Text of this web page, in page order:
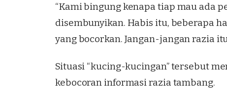
“Kami bingung kenapa tiap mau ada
disembunyikan. Habis itu, beberapa
yang bocorkan. Jangan-jangan razia
Situasi “kucing-kucingan” tersebut
kebocoran informasi razia tambang.